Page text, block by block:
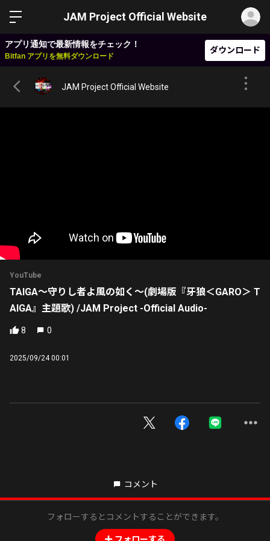
JAM Project Official Website
アプリ通知で最新情報をチェック！
Bitfan アプリを無料ダウンロード
ダウンロード
JAM Project Official Website
YouTube
TAIGA〜守りし者よ風の如く〜(劇場版『牙狼＜GARO＞ T
AIGA』主題歌) /JAM Project -Official Audio-
8 0
2025/09/24 00:01
コメント
フォローするとコメントすることができます。